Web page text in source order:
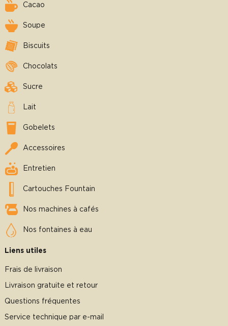
Cacao
Soupe
Biscuits
Chocolats
Sucre
Lait
Gobelets
Accessoires
Entretien
Cartouches Fountain
Nos machines à cafés
Nos fontaines à eau
Liens utiles
Frais de livraison
Livraison gratuite et retour
Questions fréquentes
Service technique par e-mail